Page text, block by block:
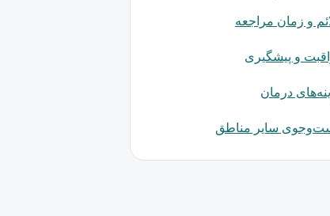
و زمان مراجعه
و پیشگیری
درمان
سایر مناطق